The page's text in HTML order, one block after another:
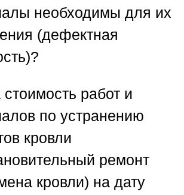
необходимы для их
(дефектная
стоимость работ и
по устранению
кровли
ремонт
кровли) на дату